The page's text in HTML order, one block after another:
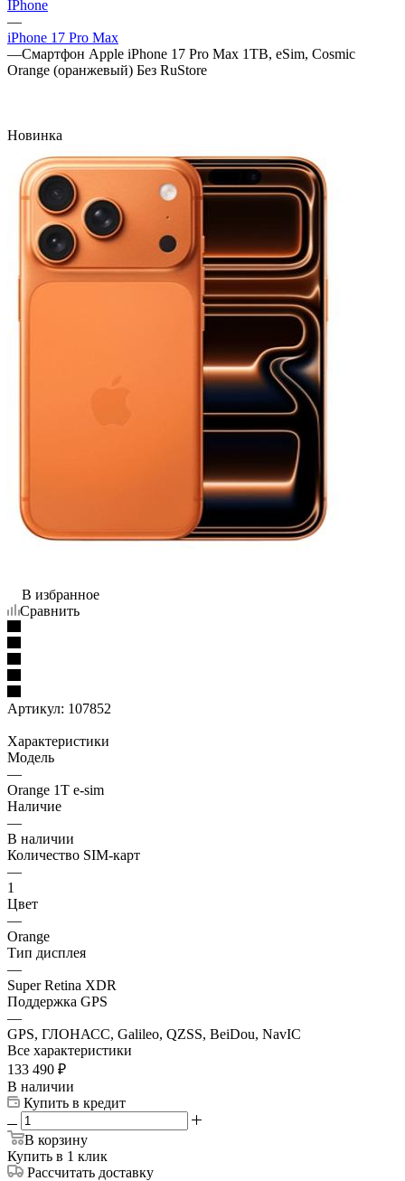
IPhone
—
iPhone 17 Pro Max
—Смартфон Apple iPhone 17 Pro Max 1TB, eSim, Cosmic
Orange (оранжевый) Без RuStore
Новинка
В избранное
Сравнить
Артикул: 107852
Характеристики
Модель
—
Orange 1T e-sim
Наличие
—
В наличии
Количество SIM-карт
—
1
Цвет
—
Orange
Тип дисплея
—
Super Retina XDR
Поддержка GPS
—
GPS, ГЛОНАСС, Galileo, QZSS, BeiDou, NavIC
Все характеристики
133 490 ₽
В наличии
Купить в кредит
В корзину
Купить в 1 клик
Рассчитать доставку